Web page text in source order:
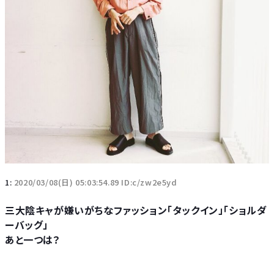
1: 2020/03/08(日) 05:03:54.89 ID:c/zw2e5yd
三大陰キャが嫌いがちなファッション「タックイン」「ショルダ
ーバッグ」
あと一つは？